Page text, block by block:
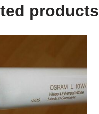
products